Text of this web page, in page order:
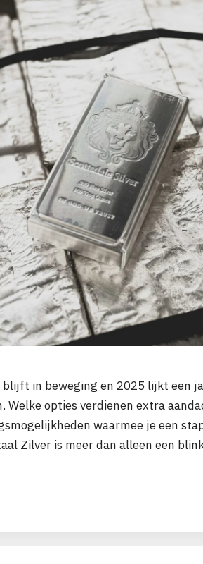
blijft in beweging en 2025 lijkt een
Welke opties verdienen extra
waarmee je een
Zilver is meer dan alleen een